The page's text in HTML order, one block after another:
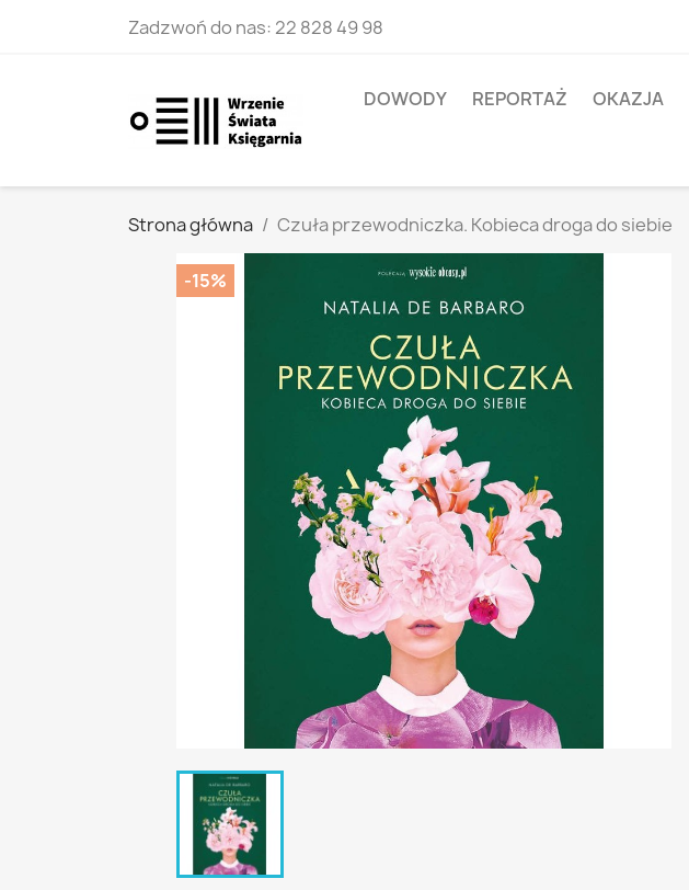
Zadzwoń do nas: 22 828 49 98
DOWODY REPORTAŻ OKAZJA
Strona główna Czuła przewodniczka. Kobieca droga do siebie
-15%